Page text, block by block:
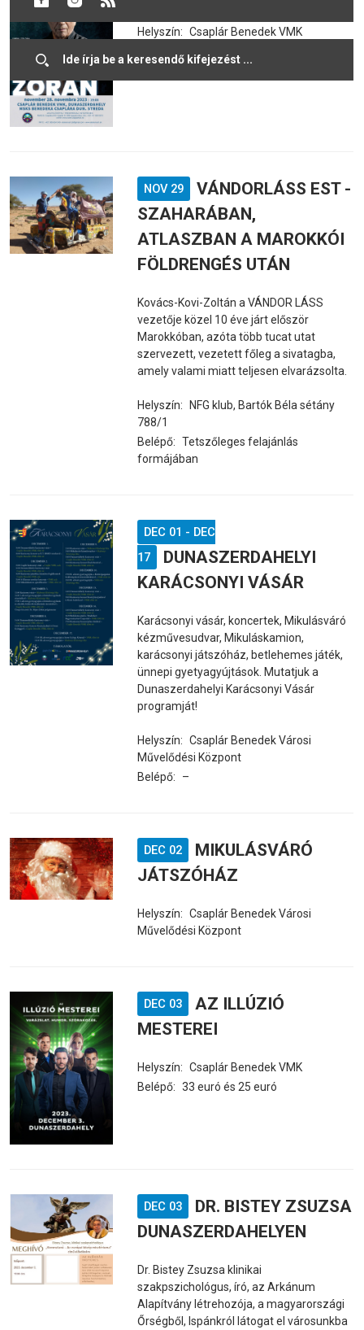
Helyszín: Csaplár Benedek VMK
NOV 29
VÁNDORLÁSS EST -
SZAHARÁBAN,
ATLASZBAN A MAROKKÓI
FÖLDRENGÉS UTÁN
Kovács-Kovi-Zoltán a VÁNDOR LÁSS
vezetője közel 10 éve járt először
Marokkóban, azóta több tucat utat
szervezett, vezetett főleg a sivatagba,
amely valami miatt teljesen elvarázsolta.
Helyszín:
NFG klub, Bartók Béla sétány
788/1
Belépő: Tetszőleges felajánlás
formájában
DEC 01 - DEC
17
DUNASZERDAHELYI
KARÁCSONYI VÁSÁR
Karácsonyi vásár, koncertek, Mikulásváró
kézművesudvar, Mikuláskamion,
karácsonyi játszóház, betlehemes játék,
ünnepi gyetyagyújtások. Mutatjuk a
Dunaszerdahelyi Karácsonyi Vásár
programját!
Helyszín: Csaplár Benedek Városi
Művelődési Központ
Belépő:
–
DEC 02
MIKULÁSVÁRÓ
JÁTSZÓHÁZ
Helyszín: Csaplár Benedek Városi
Művelődési Központ
DEC 03
AZ ILLÚZIÓ
MESTEREI
Helyszín: Csaplár Benedek VMK
Belépő: 33 euró és 25 euró
DEC 03
DR. BISTEY ZSUZSA
DUNASZERDAHELYEN
Dr. Bistey Zsuzsa klinikai
szakpszichológus, író, az Arkánum
Alapítvány létrehozója, a magyarországi
Őrségből, Ispánkról látogat el városunkba